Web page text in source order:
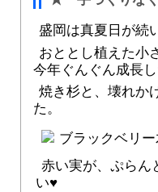
盛岡は真夏日が続
おととし植えた小
今年ぐんぐん成長し
焼き杉と、壊れか
た。
赤い実が、ぷらん
い♥